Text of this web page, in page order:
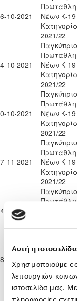
Αυτή η
Χρησιμοποιούμε
λειτουργιών
ιστοσελίδα μας.
πληροφορίες
10-2021
Νέων Κ-19
2021/22
10-2021
Παγκύπριο
Νέων Κ-19
2021/22
10-2021
Παγκύπριο
Νέων Κ-19
2021/22
11-2021
Παγκύπριο
Νέων Κ-19
2021/22
11-2021
Παγκύπριο
2021/22
11-2021
2021/22
Παγκύπριο